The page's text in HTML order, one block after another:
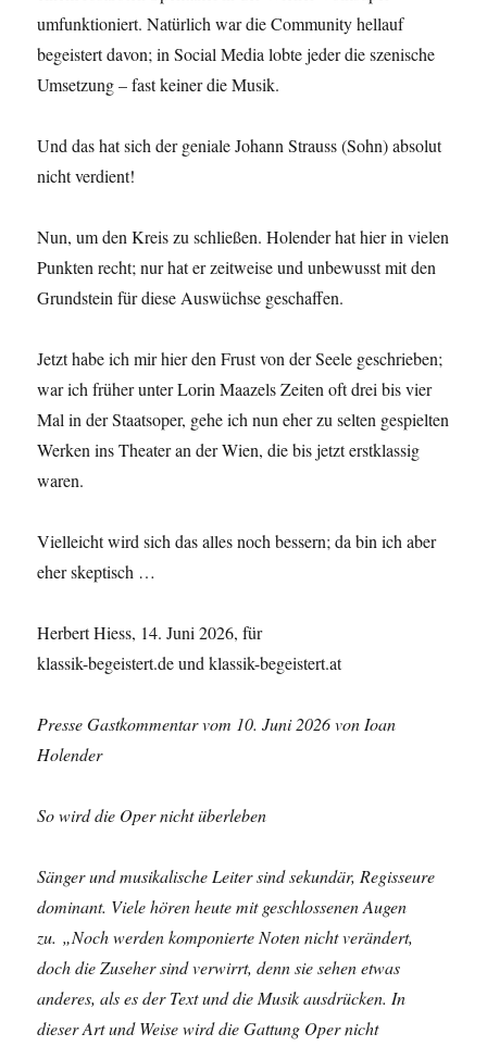
umfunktioniert. Natürlich war die Community hellauf
begeistert davon; in Social Media lobte jeder die szenische
Umsetzung – fast keiner die Musik.
Und das hat sich der geniale Johann Strauss (Sohn) absolut
nicht verdient!
Nun, um den Kreis zu schließen. Holender hat hier in vielen
Punkten recht; nur hat er zeitweise und unbewusst mit den
Grundstein für diese Auswüchse geschaffen.
Jetzt habe ich mir hier den Frust von der Seele geschrieben;
war ich früher unter Lorin Maazels Zeiten oft drei bis vier
Mal in der Staatsoper, gehe ich nun eher zu selten gespielten
Werken ins Theater an der Wien, die bis jetzt erstklassig
waren.
Vielleicht wird sich das alles noch bessern; da bin ich aber
eher skeptisch …
Herbert Hiess, 14. Juni 2026, für
klassik-begeistert.de und klassik-begeistert.at
Presse Gastkommentar vom 10. Juni 2026 von Ioan
Holender
So wird die Oper nicht überleben
Sänger und musikalische Leiter sind sekundär, Regisseure
dominant. Viele hören heute mit geschlossenen Augen
zu. „Noch werden komponierte Noten nicht verändert,
doch die Zuseher sind verwirrt, denn sie sehen etwas
anderes, als es der Text und die Musik ausdrücken. In
dieser Art und Weise wird die Gattung Oper nicht